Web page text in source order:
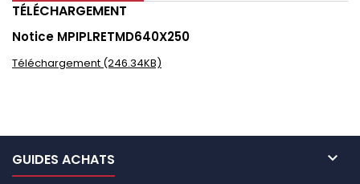
TÉLÉCHARGEMENT
Notice MPIPLRETMD640X250
Téléchargement (246.34KB)
GUIDES ACHATS 